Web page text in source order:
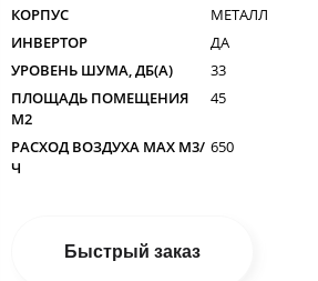
КОРПУС
МЕТАЛЛ
ИНВЕРТОР
ДА
УРОВЕНЬ ШУМА, ДБ(А)
33
ПЛОЩАДЬ ПОМЕЩЕНИЯ
М2
45
РАСХОД ВОЗДУХА MAX M3/
Ч
650
Быстрый заказ